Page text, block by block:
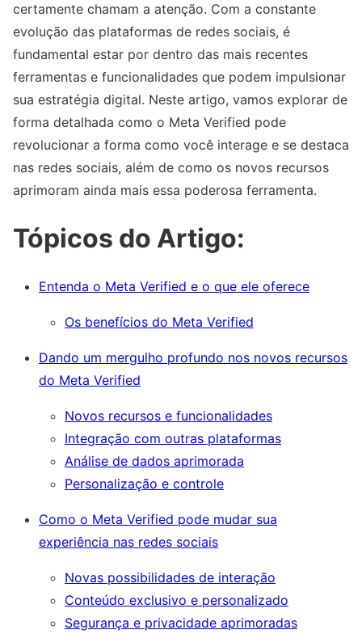
certamente chamam a atenção. Com a constante
evolução das plataformas de redes sociais, é
fundamental estar por dentro das mais recentes
ferramentas e funcionalidades que podem impulsionar
sua estratégia digital. Neste artigo, vamos explorar de
forma detalhada como o Meta Verified pode
revolucionar a forma como você interage e se destaca
nas redes sociais, além de como os novos recursos
aprimoram ainda mais essa poderosa ferramenta.
Tópicos do Artigo:
Entenda o Meta Verified e o que ele oferece
Os benefícios do Meta Verified
Dando um mergulho profundo nos novos recursos
do Meta Verified
Novos recursos e funcionalidades
Integração com outras plataformas
Análise de dados aprimorada
Personalização e controle
Como o Meta Verified pode mudar sua
experiência nas redes sociais
Novas possibilidades de interação
Conteúdo exclusivo e personalizado
Segurança e privacidade aprimoradas